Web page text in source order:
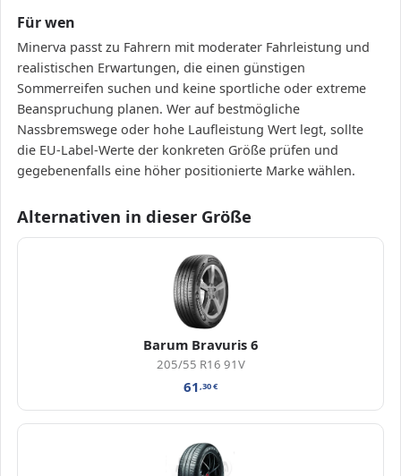
Für wen
Minerva passt zu Fahrern mit moderater Fahrleistung und
realistischen Erwartungen, die einen günstigen
Sommerreifen suchen und keine sportliche oder extreme
Beanspruchung planen. Wer auf bestmögliche
Nassbremswege oder hohe Laufleistung Wert legt, sollte
die EU-Label-Werte der konkreten Größe prüfen und
gegebenenfalls eine höher positionierte Marke wählen.
Alternativen in dieser Größe
Barum Bravuris 6
205/55 R16 91V
61,30€